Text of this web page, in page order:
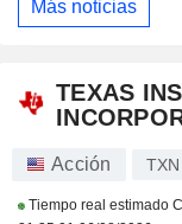
Más noticias
TEXAS
Acción TXN
Tiempo real estimado